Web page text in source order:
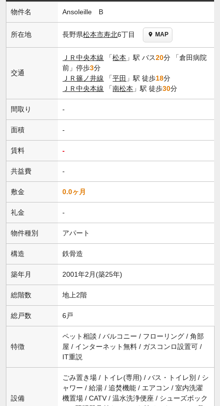
物件名 Ansoleille B
所在地 長野県松本市寿北6丁目 MAP
交通
ＪＲ中央本線 「松本 」駅 バス20分 「倉田病院
前」停歩3分
ＪＲ篠ノ井線 「平田 」駅 徒歩18分
ＪＲ中央本線 「南松本 」駅 徒歩30分
間取り -
面積 -
賃料 -
共益費 -
敷金 0.0ヶ月
礼金 -
物件種別 アパート
構造 鉄骨造
築年月 2001年2月(築25年)
総階数 地上2階
総戸数 6戸
特徴
ペット相談 / バルコニー / フローリング / 角部
屋 / インターネット無料 / ガスコンロ設置可 /
IT重説
設備
ごみ置き場 / トイレ(専用) / バス・トイレ別 / シ
ャワー / 給湯 / 追焚機能 / エアコン / 室内洗濯
機置場 / CATV / 温水洗浄便座 / シューズボック